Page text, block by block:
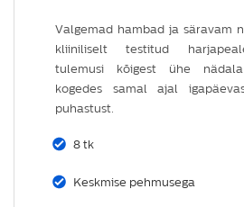
Valgemad hambad ja säravam
kliiniliselt testitud
tulemusi kõigest ühe nädala
kogedes samal ajal
puhastust.
8 tk
Keskmise pehmusega